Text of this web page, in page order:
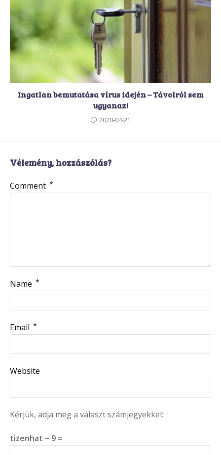
Ingatlan bemutatása vírus idején – Távolról sem
ugyanaz!
2020-04-21
Vélemény, hozzászólás?
Comment *
Name *
Email *
Website
Kérjük, adja meg a választ számjegyekkel:
tizenhat − 9 =